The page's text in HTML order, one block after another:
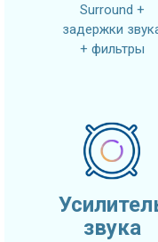
Surround +
задержки
+ фильтры
звука